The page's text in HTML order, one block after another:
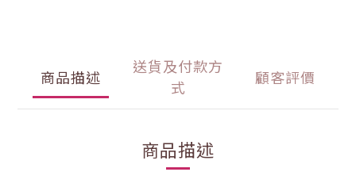
商品描述
送貨及付款方
式
顧客評價
商品描述